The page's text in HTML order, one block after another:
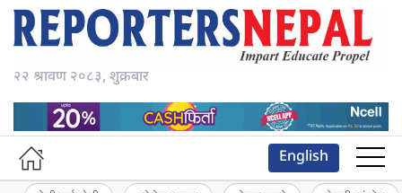
२२ श्रावण २०८३, शुक्रबार
English